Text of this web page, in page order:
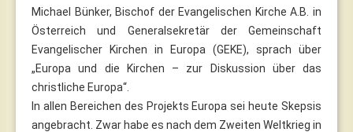
Michael Bünker, Bischof der Evangelischen Kirche A.B. in
Österreich und Generalsekretär der Gemeinschaft
Evangelischer Kirchen in Europa (GEKE), sprach über
„Europa und die Kirchen – zur Diskussion über das
christliche Europa“.
In allen Bereichen des Projekts Europa sei heute Skepsis
angebracht. Zwar habe es nach dem Zweiten Weltkrieg in